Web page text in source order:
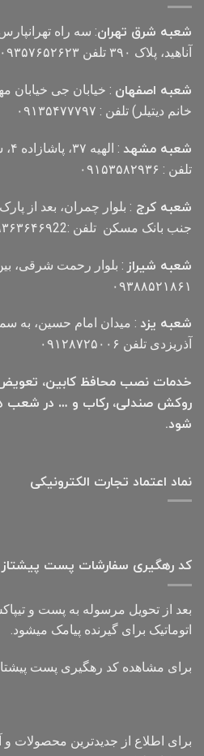
شعبه شرق تهران: سه راه
آناهید، پلاک ۳۹۰ تلفن ۰۹۳۵۷۶۵۲۶۲۳
شعبه اصفهان
خانم دیتیلر) تلفن : ۰۹۱۳۵۴۷۷۷۹۷
شعبه مشهد
:
تلفن : ۰۹۱۵۳۵۸۲۹۳۶
شعبه کرج
جنب بانک مسکن تلفن :۰۹۳۶۳۶۴۶۹22
شعبه شیراز
۰۹۳۸۸۵۲۱۸۶۱
شعبه یزد : میدان امام حسین، به
آذریزدی تلفن ۰۹۱۲۸۷۲۵۰۰۶
خدمات نصب محافظ کابین،
روکش صندلی، رکاب و … در شعب
شود.
نماد اعتماد تجارت الكترونیكی
کد رهگیری سفارشات پست پیشتاز
بعد از تحویل مرسوله به پست و
اتوماتیک برای گیرنده پیامک میشود.
برای مشاهده کد رهگیری پست
برای اطلاع از جدیدترین محصولات